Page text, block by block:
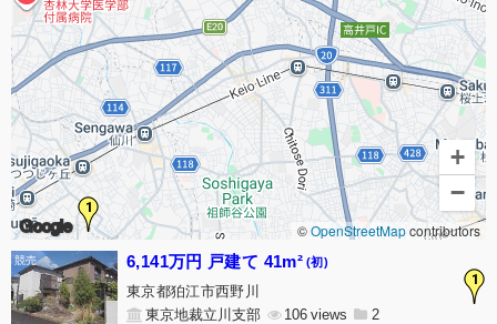
1
Google
+
−
©OpenStreetMapcontributors
1
6,141万円 戸建て 41m² (初)
東京都狛江市西野川
東京地裁立川支部
106 2